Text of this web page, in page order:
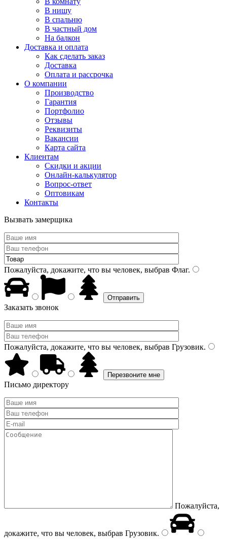
В нишу
В спальню
В частный дом
На балкон
Доставка и оплата
Как сделать заказ
Доставка
Оплата и рассрочка
О компании
Производство
Гарантия
Портфолио
Отзывы
Реквизиты
Вакансии
Карта сайта
Клиентам
Скидки и акции
Онлайн-калькулятор
Вопрос-ответ
Оптовикам
Контакты
Вызвать замерщика
Пожалуйста, докажите, что вы человек, выбрав Флаг.
Заказать звонок
Пожалуйста, докажите, что вы человек, выбрав Грузовик.
Письмо директору
Пожалуйста,
докажите, что вы человек, выбрав Грузовик.